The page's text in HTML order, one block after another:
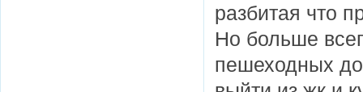
разбитая что
Но больше
пешеходных